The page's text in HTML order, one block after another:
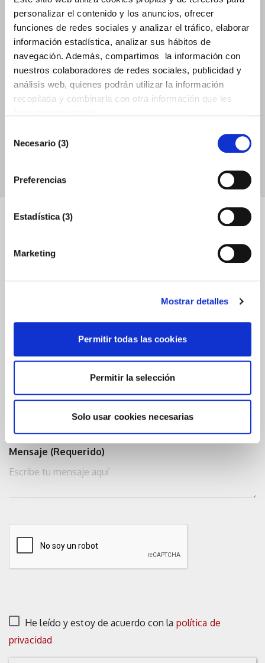
personalizar el contenido y los anuncios, ofrecer
funciones de redes sociales y analizar el tráfico, elaborar
información estadística, analizar sus hábitos de
navegación. Además, compartimos la información con
nuestros colaboradores de redes sociales, publicidad y
análisis web, quienes podrán utilizar la información
recopilada y combinarla con otra información que les
Necesario (3)
Preferencias
Estadística (3)
Marketing
Mostrar detalles
Permitir todas las cookies
Permitir la selección
Solo usar cookies necesarias
Importadores y
Contacta con nosotros
Email (Requerido)
Teléfono
Mensaje (Requerido)
He leído y estoy de acuerdo con la política de
privacidad